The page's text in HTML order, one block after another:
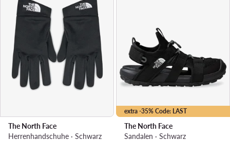
The North Face
Herrenhandschuhe · Schwarz
extra -35% Code: LAST
The North Face
Sandalen · Schwarz